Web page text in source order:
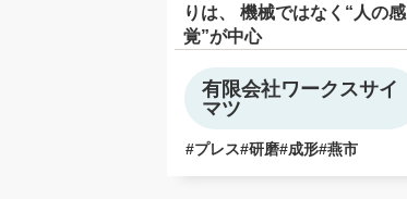
りは、 機械ではなく“人の感
覚”が中心
有限会社ワークスサイ
マツ
プレス 研磨 成形 燕市